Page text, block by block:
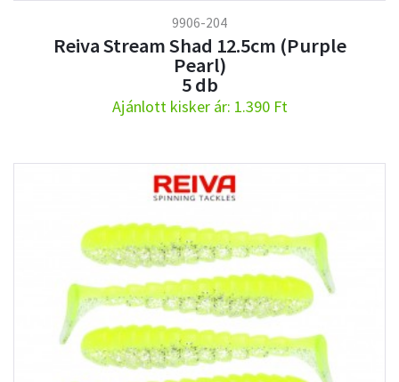
9906-204
Reiva Stream Shad 12.5cm (Purple
Pearl)
5 db
Ajánlott kisker ár: 1.390 Ft